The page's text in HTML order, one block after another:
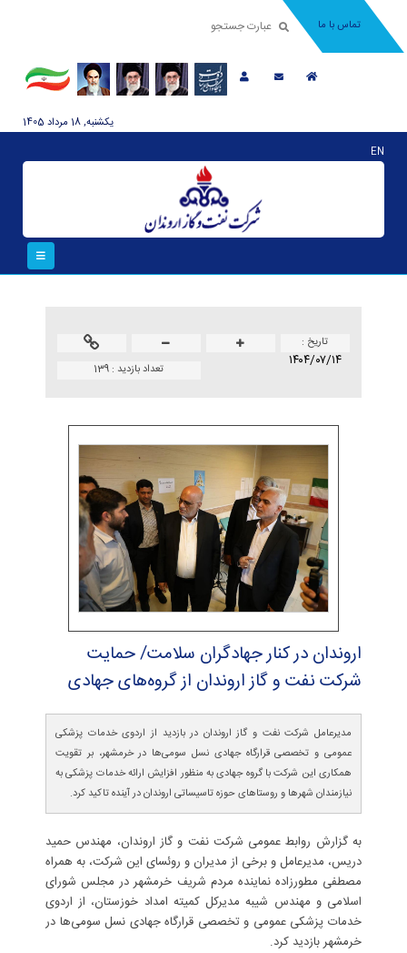
تماس با ما
يکشنبه, 18 مرداد 1405
EN
تاريخ :
۱۴۰۴/۰۷/۱۴ تعداد بازدید : 139
اروندان در كنار جهادگران سلامت/ حمایت
شركت نفت و گاز اروندان از گروه‌های جهادی
مدیرعامل شرکت نفت و گاز اروندان در بازدید از اردوی خدمات پزشکی
عمومی و تخصصی قرارگاه جهادی نسل سومی‌ها در خرمشهر، بر تقویت
همکاری این شرکت با گروه جهادی به منظور افزایش ارائه خدمات پزشکی به
نیازمندان شهرها و روستاهای حوزه تاسیساتی اروندان در آینده تاکید کرد.
به گزارش روابط عمومی شرکت نفت و گاز اروندان، مهندس حمید
دریس، مدیرعامل و برخی از مدیران و روئسای این شرکت، به همراه
مصطفی مطورزاده نماینده مردم شریف خرمشهر در مجلس شورای
اسلامی و مهندس شیبه مدیرکل کمیته امداد خوزستان، از اردوی
خدمات پزشکی عمومی و تخصصی قرارگاه جهادی نسل سومی‌ها در
خرمشهر بازدید کرد.